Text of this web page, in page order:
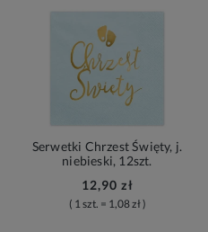
Serwetki Chrzest Święty, j.
niebieski, 12szt.
12,90 zł
( 1 szt. = 1,08 zł )